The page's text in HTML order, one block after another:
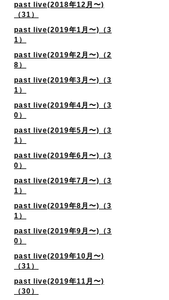
past live(2018年12月〜)
（31）
past live(2019年1月〜)（3
1）
past live(2019年2月〜)（2
8）
past live(2019年3月〜)（3
1）
past live(2019年4月〜)（3
0）
past live(2019年5月〜)（3
1）
past live(2019年6月〜)（3
0）
past live(2019年7月〜)（3
1）
past live(2019年8月〜)（3
1）
past live(2019年9月〜)（3
0）
past live(2019年10月〜)
（31）
past live(2019年11月〜)
（30）